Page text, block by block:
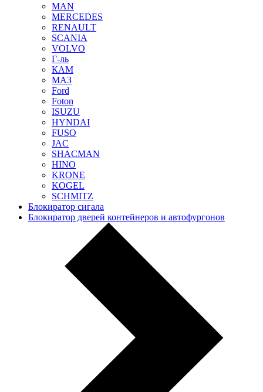
MAN
MERCEDES
RENAULT
SCANIA
VOLVO
Г-ль
КАМ
МАЗ
Ford
Foton
ISUZU
HYNDAI
FUSO
JAC
SHACMAN
HINO
KRONE
KOGEL
SCHMITZ
Блокиратор сигала
Блокиратор дверей контейнеров и автофургонов